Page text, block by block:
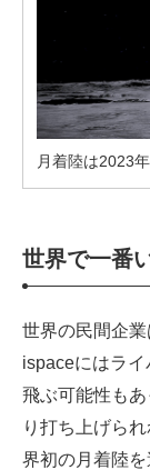
月着陸は2023
世界で一番
世界の民間企業
ispaceにはライ
飛ぶ可能性も
り打ち上げら
界初の月着陸